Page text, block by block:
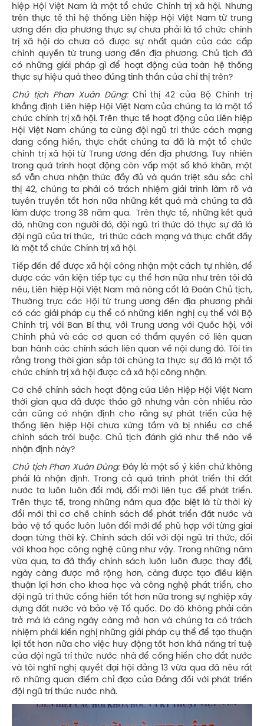
hiệp Hội Việt Nam là một tổ chức Chính trị xã hội. Nhưng
trên thực tế thì hệ thống Liên hiệp Hội Việt Nam từ trung
ương đến địa phương thực sự chưa phải là tổ chức chính
trị xã hội do chưa có được sự nhất quán của các cấp
chính quyền từ trung ương đến địa phương. Chủ tịch đã
có những giải pháp gì để hoạt động của toàn hệ thống
thực sự hiệu quả theo đúng tinh thần của chỉ thị trên?
Chủ tịch Phan Xuân Dũng: Chỉ thị 42 của Bộ Chính trị
khẳng định Liên hiệp Hội Việt Nam của chúng ta là một tổ
chức chính trị xã hội. Trên thực tế hoạt động của Liên hiệp
Hội Việt Nam chúng ta cùng đội ngũ tri thức cách mạng
đang cống hiến, thực chất chúng ta đã là một tổ chức
chính trị xã hội từ Trung ương đến địa phương. Tuy nhiên
trong quá trình hoạt động còn vấp một số khó khăn, một
số vẫn chưa nhận thức đầy đủ và quán triệt sâu sắc chỉ
thị 42, chúng ta phải có trách nhiệm giải trình làm rõ và
tuyên truyền tốt hơn nữa những kết quả mà chúng ta đã
làm được trong 38 năm qua. Trên thực tế, những kết quả
đó, những con người đó, đội ngũ trí thức đó thực sự đã là
đội ngũ của trí thức, trí thức cách mạng và thực chất đấy
là một tổ chức Chính trị xã hội.
Tiếp đến để được xã hội công nhận một cách tự nhiên, để
được các văn kiện tiếp tục cụ thể hơn nữa như trên tôi đã
nêu, Liên hiệp Hội Việt Nam mà nòng cốt là Đoàn Chủ tịch,
Thường trực các Hội từ trung ương đến địa phương phải
có các giải pháp cụ thể có những kiến nghị cụ thể với Bộ
Chính trị, với Ban Bí thư, với Trung ương với Quốc hội, với
Chính phủ và các cơ quan có thẩm quyền có liên quan
ban hành các chính sách liên quan về nội dung đó. Tôi tin
rằng trong thời gian sắp tới chúng ta thực sự đã là một tổ
chức chính trị xã hội được cả xã hội công nhận.
Cơ chế chính sách hoạt động của Liên Hiệp Hội Việt Nam
thời gian qua đã được tháo gỡ nhưng vẫn còn nhiều rào
cản cũng có nhận định cho rằng sự phát triển của hệ
thống liên hiệp Hội chưa xứng tầm và bị nhiều cơ chế
chính sách trói buộc. Chủ tịch đánh giá như thế nào về
nhận định này?
Chủ tịch Phan Xuân Dũng:Đây là một số ý kiến chứ không
phải là nhận định. Trong cả quá trình phát triển thì đất
nước ta luôn luôn đổi mới, đổi mới liên tục để phát triển.
Trên thực tế, trong những năm qua đặc biệt là từ thời kỳ
đổi mới thì cơ chế chính sách để phát triển đất nước và
bảo vệ tổ quốc luôn luôn đổi mới để phù hợp với từng giai
đoạn từng thời kỳ. Chính sách đối với đội ngũ trí thức, đối
với khoa học công nghệ cũng như vậy. Trong những năm
vừa qua, ta đã thấy chính sách luôn luôn được thay đổi,
ngày càng được mở rộng hơn, càng được tạo điều kiện
thuận lợi hơn cho khoa học và công nghệ phát triển, cho
đội ngũ trí thức cống hiến tốt hơn nữa trong sự nghiệp xây
dựng đất nước và bảo vệ Tổ quốc. Do đó không phải cản
trở mà là càng ngày càng mở hơn và chúng ta có trách
nhiệm phải kiến nghị những giải pháp cụ thể để tạo thuận
lợi tốt hơn nữa cho việc huy động tốt hơn khả năng trí tuệ
của đội ngũ trí thức nước nhà để cống hiến cho đất nước
và tôi nghĩ nghị quyết đại hội đảng 13 vừa qua đã nêu rất
rõ những quan điểm chỉ đạo của Đảng đối với phát triển
đội ngũ trí thức nước nhà.